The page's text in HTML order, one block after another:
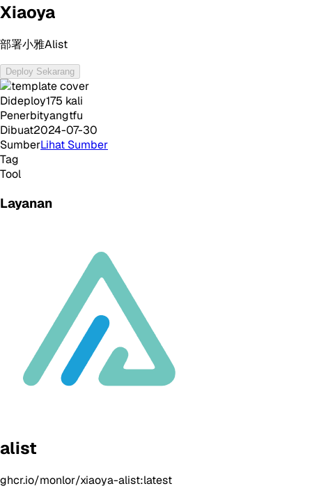
Xiaoya
部署小雅Alist
Deploy Sekarang
Dideploy175 kali
Penerbityangtfu
Dibuat2024-07-30
SumberLihat Sumber
Tag
Tool
Layanan
alist
ghcr.io/monlor/xiaoya-alist:latest